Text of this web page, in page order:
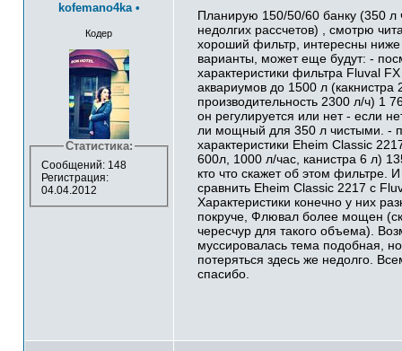
kofemano4ka •
Кодер
Статистика:
Сообщений: 148
Регистрация:
04.04.2012
Планирую 150/50/60 банку (350 л
недолгих рассчетов) , смотрю
хороший фильтр, интересны
варианты, может еще будут: -
характеристики фильтра Fluval
аквариумов до 1500 л (какнистра
производительность 2300 л/ч) 1
он регулируется или нет - если
ли мощный для 350 л чистыми. -
характеристики Eheim Classic
600л, 1000 л/час, канистра 6 л)
кто что скажет об этом фильтре.
сравнить Eheim Classic 2217 с
Характеристики конечно у них
покруче, Флювал более мощен
чересчур для такого объема).
муссировалась тема подобная,
потеряться здесь же недолго.
спасибо.